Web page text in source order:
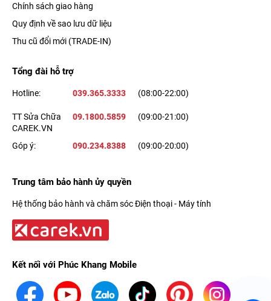
Chính sách giao hàng
Quy định về sao lưu dữ liệu
Thu cũ đổi mới (TRADE-IN)
Tổng đài hỗ trợ
Hotline: 039.365.3333 (08:00-22:00)
TT Sửa Chữa
CAREK.VN
09.1800.5859 (09:00-21:00)
Góp ý: 090.234.8388 (09:00-20:00)
Trung tâm bảo hành ủy quyền
Hệ thống bảo hành và chăm sóc Điện thoại - Máy tính
Kết nối với Phúc Khang Mobile